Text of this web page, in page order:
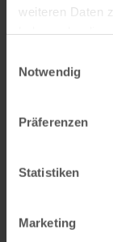
weiteren Daten
Notwendig
Präferenzen
Statistiken
Marketing
You
in